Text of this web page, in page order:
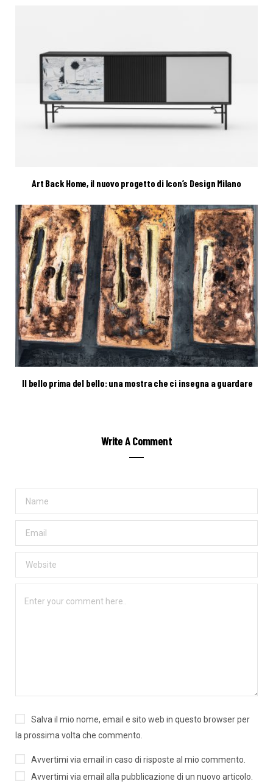
Art Back Home, il nuovo progetto di Icon’s Design Milano
Il bello prima del bello: una mostra che ci insegna a guardare
Write A Comment
Salva il mio nome, email e sito web in questo browser per
la prossima volta che commento.
Avvertimi via email in caso di risposte al mio commento.
Avvertimi via email alla pubblicazione di un nuovo articolo.